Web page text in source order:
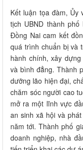
Kết luận tọa đàm, Ủy
tịch UBND thành
Đồng Nai cam kết
quá trình chuẩn bị và
hành chính, xây
và bình đẳng. Thành
dưỡng lão hiện đại,
chăm sóc người cao
mở ra một lĩnh vực
an sinh xã hội và
năm tới. Thành phố
doanh nghiệp, nhà